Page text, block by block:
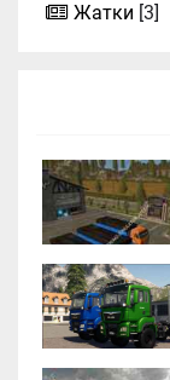
Жатки [3]